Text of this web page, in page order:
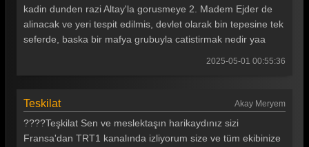
Teşkilat 52. Bölüm
Teşkilat 51. Bölüm
Teşkilat 48. Bölüm
Teşkilat 47. Bölüm
kadin dunden razi Altay'la gorusmeye 2. Madem Ejder de
alinacak ve yeri tespit edilmis, devlet olarak bin tepesine tek
seferde, baska bir mafya grubuyla catistirmak nedir yaa
2025-05-01 00:55:36
Teskilat Akay Meryem
????Teşkilat Sen ve meslektaşın harikaydınız sizi
Fransa'dan TRT1 kanalında izliyorum size ve tüm ekibinize